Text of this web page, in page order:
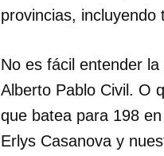
provincias, incluyendo
No es fácil entender
Alberto Pablo Civil. O
que batea para 198
Erlys Casanova y